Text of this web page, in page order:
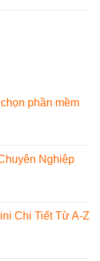
phần mềm
Nghiệp
Chi Tiết Từ A-Z